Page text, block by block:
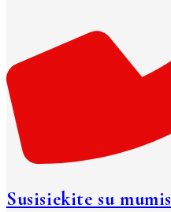
Susisiekite su mumis